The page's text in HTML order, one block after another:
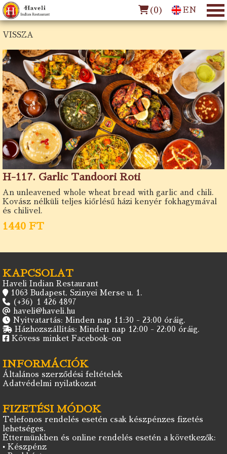
(0) EN
VISSZA
H-117. Garlic Tandoori Roti
An unleavened whole wheat bread with garlic and chili.
Kovász nélküli teljes kiőrlésű házi kenyér fokhagymával
és chilivel.
1440 FT
KAPCSOLAT
Haveli Indian Restaurant
1063 Budapest, Szinyei Merse u. 1.
(+36) 1 426 4897
haveli@haveli.hu
Nyitvatartás: Minden nap 11:30 - 23:00 óráig.
Házhozszállítás: Minden nap 12:00 - 22:00 óráig.
Kövess minket Facebook-on
INFORMÁCIÓK
Általános szerződési feltételek
Adatvédelmi nyilatkozat
FIZETÉSI MÓDOK
Telefonos rendelés esetén csak készpénzes fizetés
lehetséges.
Éttermünkben és online rendelés esetén a következők:
• Készpénz